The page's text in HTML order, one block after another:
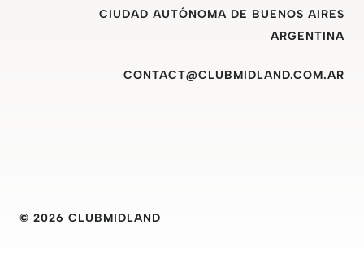
CIUDAD AUTÓNOMA DE BUENOS AIRES
ARGENTINA
CONTACT@CLUBMIDLAND.COM.AR
© 2026 CLUBMIDLAND